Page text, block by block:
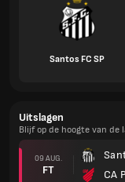
Santos FC SP
Uitslagen
Blijf op de hoogte van de
09 AUG.
FT
CA